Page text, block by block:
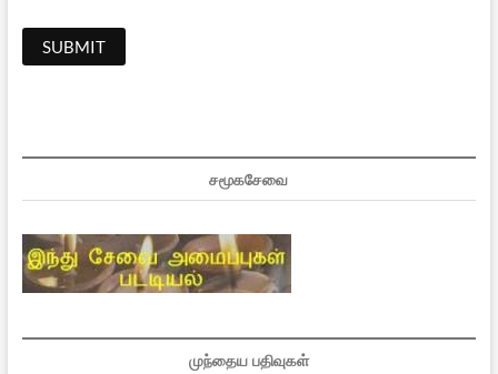
சமூகசேவை
முந்தைய பதிவுகள்